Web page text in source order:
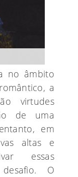
no âmbito
a
virtudes
de uma
em
altas e
essas
O